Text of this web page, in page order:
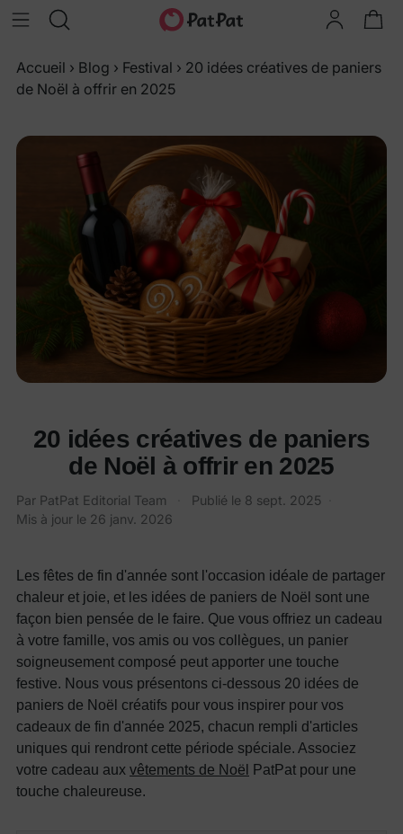
Accueil › Blog › Festival › 20 idées créatives de paniers
de Noël à offrir en 2025
20 idées créatives de paniers
de Noël à offrir en 2025
Par PatPat Editorial Team Publié le 8 sept. 2025
Mis à jour le 26 janv. 2026
Les fêtes de fin d'année sont l'occasion idéale de partager
chaleur et joie, et les idées de paniers de Noël sont une
façon bien pensée de le faire. Que vous offriez un cadeau
à votre famille, vos amis ou vos collègues, un panier
soigneusement composé peut apporter une touche
festive. Nous vous présentons ci-dessous 20 idées de
paniers de Noël créatifs pour vous inspirer pour vos
cadeaux de fin d'année 2025, chacun rempli d'articles
uniques qui rendront cette période spéciale. Associez
votre cadeau aux vêtements de Noël PatPat pour une
touche chaleureuse.